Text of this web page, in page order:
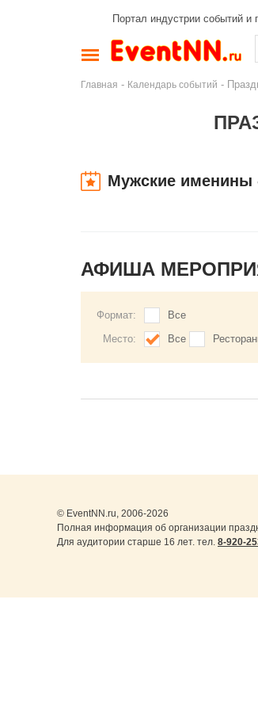
Портал индустрии событий и
Главная - Календарь событий -
Мужские именины
АФИША
Формат:
Все
Место:
Все
© EventNN.ru, 2006-2026
Полная информация об организации
Для аудитории старше 16 лет. тел. 8-920-